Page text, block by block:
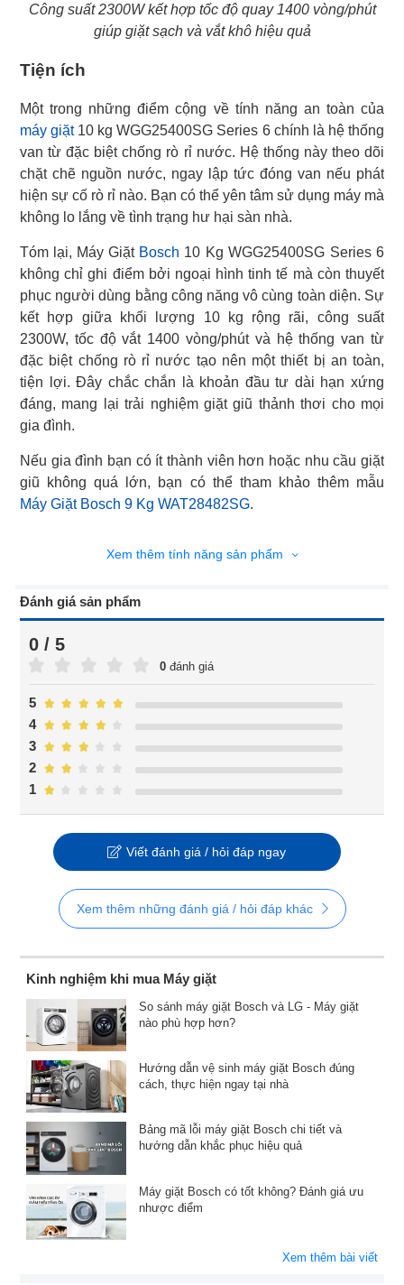
Công suất 2300W kết hợp tốc độ quay 1400 vòng/phút
giúp giặt sạch và vắt khô hiệu quả
Tiện ích
máy giặt10 kg WGG25400SG Series 6 chính là hệ thống
van từ đặc biệt chống rò rỉ nước. Hệ thống này theo dõi
chặt chẽ nguồn nước, ngay lập tức đóng van nếu phát
hiện sự cố rò rỉ nào. Bạn có thể yên tâm sử dụng máy mà
không lo lắng về tình trạng hư hại sàn nhà.
Tóm lại, Máy Giặt Bosch 10 Kg WGG25400SG Series 6
không chỉ ghi điểm bởi ngoại hình tinh tế mà còn thuyết
phục người dùng bằng công năng vô cùng toàn diện. Sự
kết hợp giữa khối lượng 10 kg rộng rãi, công suất
2300W, tốc độ vắt 1400 vòng/phút và hệ thống van từ
đặc biệt chống rò rỉ nước tạo nên một thiết bị an toàn,
tiện lợi. Đây chắc chắn là khoản đầu tư dài hạn xứng
đáng, mang lại trải nghiệm giặt giũ thảnh thơi cho mọi
gia đình.
Nếu gia đình bạn có ít thành viên hơn hoặc nhu cầu giặt
Máy Giặt Bosch 9 Kg WAT28482SG.
Xem thêm tính năng sản phẩm
Đánh giá sản phẩm
0 / 5
0 đánh giá
1
2
3
4
5
Viết đánh giá / hỏi đáp ngay
Xem thêm những đánh giá / hỏi đáp khác
Kinh nghiệm khi mua Máy giặt
So sánh máy giặt Bosch và LG - Máy giặt
nào phù hợp hơn?
Hướng dẫn vệ sinh máy giặt Bosch đúng
cách, thực hiện ngay tại nhà
Bảng mã lỗi máy giặt Bosch chi tiết và
hướng dẫn khắc phục hiệu quả
Máy giặt Bosch có tốt không? Đánh giá ưu
nhược điểm
Xem thêm bài viết